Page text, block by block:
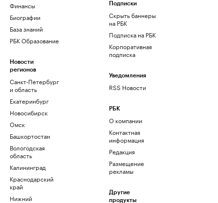
Финансы
Биографии
База знаний
РБК Образование
Новости
регионов
Санкт-Петербург
и область
Екатеринбург
Новосибирск
Омск
Башкортостан
Вологодская
область
Калининград
Краснодарский
край
Нижний
Подписки
Скрыть баннеры
на РБК
Подписка на РБК
Корпоративная
подписка
Уведомления
RSS Новости
РБК
О компании
Контактная
информация
Редакция
Размещение
рекламы
Другие
продукты